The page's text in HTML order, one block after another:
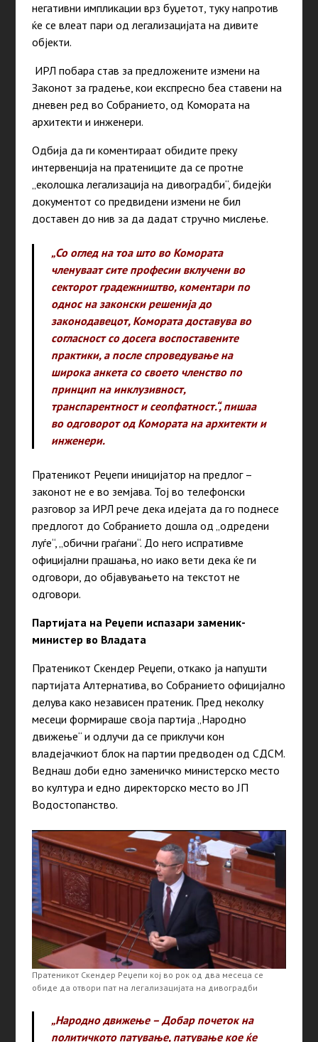
негативни импликации врз буџетот, туку напротив
ќе се влеат пари од легализацијата на дивите
објекти.
ИРЛ побара став за предложените измени на
Законот за градење, кои експресно беа ставени на
дневен ред во Собранието, од Комората на
архитекти и инженери.
Одбија да ги коментираат обидите преку
интервенција на пратениците да се протне
„еколошка легализација на дивоградби“, бидејќи
документот со предвидени измени не бил
доставен до нив за да дадат стручно мислење.
„Со оглед на тоа што во Комората
членуваат сите професии вклучени во
секторот градежништво, коментари по
однос на законски решенија до
законодавецот, Комората доставува во
согласност со досега воспоставените
практики, а после спроведување на
широка анкета со своето членство по
принцип на инклузивност,
транспарентност и сеопфатност.“, пишаа
во одговорот од Комората на архитекти и
инженери.
Пратеникот Реџепи иницијатор на предлог –
законот не е во земјава. Тој во телефонски
разговор за ИРЛ рече дека идејата да го поднесе
предлогот до Собранието дошла од „одредени
луѓе“, „обични граѓани“. До него испративме
официјални прашања, но иако вети дека ќе ги
одговори, до објавувањето на текстот не
одговори.
Партијата на Реџепи испазари заменик-
министер во Владата
Пратеникот Скендер Реџепи, откако ја напушти
партијата Алтернатива, во Собранието официјално
делува како независен пратеник. Пред неколку
месеци формираше своја партија „Народно
движење“ и одлучи да се приклучи кон
владејачкиот блок на партии предводен од СДСМ.
Веднаш доби едно заменичко министерско место
во култура и едно директорско место во ЈП
Водостопанство.
Пратеникот Скендер Реџепи кој во рок од два месеца се
обиде да отвори пат на легализацијата на дивоградби
„Народно движење – Добар почеток на
политичкото патување, патување кое ќе